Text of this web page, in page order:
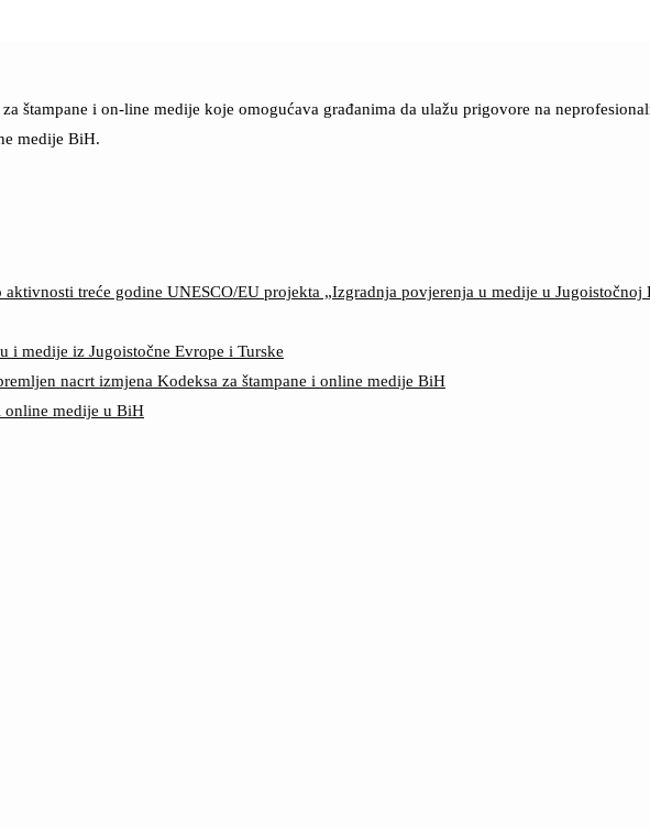
štampane i on-line medije koje omogućava građanima da ulažu prigovore na
medije BiH.
treće godine UNESCO/EU projekta „Izgradnja povjerenja u medije u
i medije iz Jugoistočne Evrope i Turske
nacrt izmjena Kodeksa za štampane i online medije BiH
online medije u BiH